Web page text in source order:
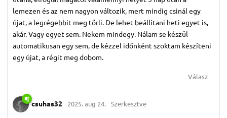
lemezen és az nem nagyon változik, mert mindig csinál egy
újat, a legrégebbit meg törli. De lehet beállítani heti egyet is,
akár. Vagy egyet sem. Nekem mindegy. Nálam se készül
automatikusan egy sem, de kézzel időnként szoktam készíteni
egy újat, a régit meg dobom.
Válasz
csuhas32 2025. aug 24. Szerkesztve